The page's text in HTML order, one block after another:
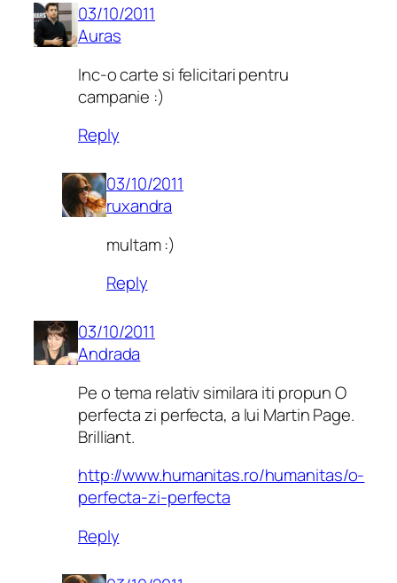
03/10/2011
Auras
Inc-o carte si felicitari pentru
campanie :)
Reply
03/10/2011
ruxandra
multam :)
Reply
03/10/2011
Andrada
Pe o tema relativ similara iti propun O
perfecta zi perfecta, a lui Martin Page.
Brilliant.
http://www.humanitas.ro/humanitas/o-
perfecta-zi-perfecta
Reply